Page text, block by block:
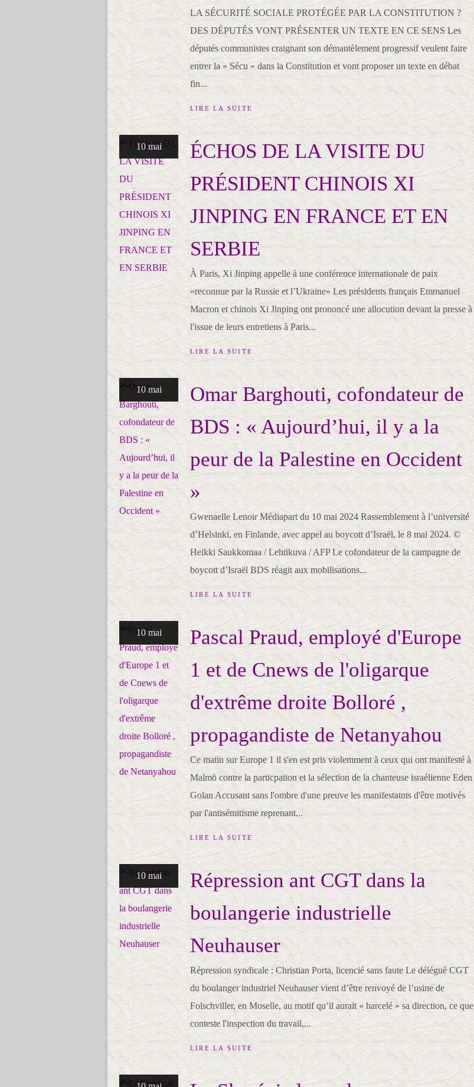
LA SÉCURITÉ SOCIALE PROTÉGÉE PAR LA CONSTITUTION ?
DES DÉPUTÉS VONT PRÉSENTER UN TEXTE EN CE SENS Les
députés communistes craignant son démantèlement progressif veulent faire
entrer la « Sécu » dans la Constitution et vont proposer un texte en débat
fin...
LIRE LA SUITE
10 mai
ÉCHOS DE LA VISITE DU
PRÉSIDENT CHINOIS XI
JINPING EN FRANCE ET EN
SERBIE
À Paris, Xi Jinping appelle à une conférence internationale de paix
«reconnue par la Russie et l’Ukraine» Les présidents français Emmanuel
Macron et chinois Xi Jinping ont prononcé une allocution devant la presse à
l'issue de leurs entretiens à Paris...
LIRE LA SUITE
10 mai
Omar Barghouti, cofondateur de
BDS : « Aujourd’hui, il y a la
peur de la Palestine en Occident
»
Gwenaelle Lenoir Médiapart du 10 mai 2024 Rassemblement à l’université
d’Helsinki, en Finlande, avec appel au boycott d’Israël, le 8 mai 2024. ©
Heikki Saukkomaa / Lehtikuva / AFP Le cofondateur de la campagne de
boycott d’Israël BDS réagit aux mobilisations...
LIRE LA SUITE
10 mai
Pascal Praud, employé d'Europe
1 et de Cnews de l'oligarque
d'extrême droite Bolloré ,
propagandiste de Netanyahou
Ce matin sur Europe 1 il s'en est pris violemment à ceux qui ont manifesté à
Malmö contre la particpation et la sélection de la chanteuse israélienne Eden
Golan Accusant sans l'ombre d'une preuve les manifestatnts d'être motivés
par l'antisémitisme reprenant...
LIRE LA SUITE
10 mai
Répression ant CGT dans la
boulangerie industrielle
Neuhauser
Répression syndicale : Christian Porta, licencié sans faute Le délégué CGT
du boulanger industriel Neuhauser vient d’être renvoyé de l’usine de
Folschviller, en Moselle, au motif qu’il aurait « harcelé » sa direction, ce que
conteste l'inspection du travail,...
LIRE LA SUITE